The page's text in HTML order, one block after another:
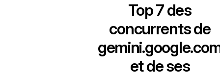
Top 7 des
concurrents de
et de ses